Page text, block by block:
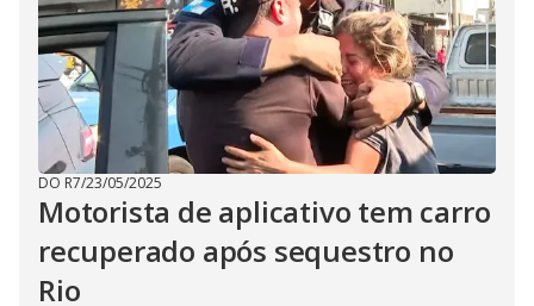
DO R7/23/05/2025
Motorista de aplicativo tem carro
recuperado após sequestro no
Rio